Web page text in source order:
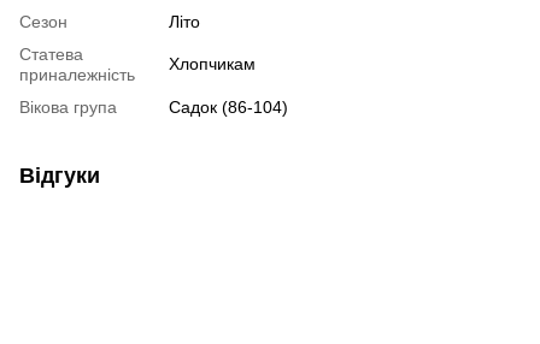
Сезон
Літо
Статева
приналежність
Хлопчикам
Вікова група Садок (86-104)
Відгуки